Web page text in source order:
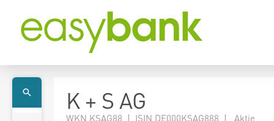
K + S AG
WKN KSAG88 | ISIN DE000KSAG888 | Aktie